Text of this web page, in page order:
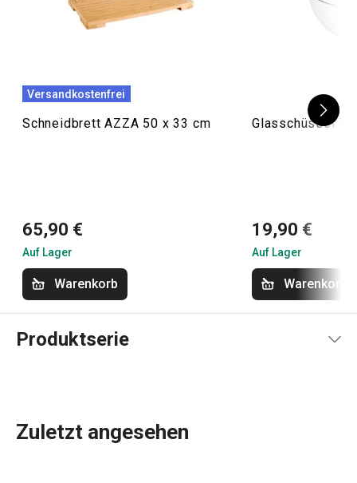
Versandkostenfrei
Schneidbrett AZZA 50 x 33 cm
65,90 €
Auf Lager
Warenkorb
Glasschüssel
19,90 €
Auf Lager
Warenkorb
Produktserie
Zuletzt angesehen